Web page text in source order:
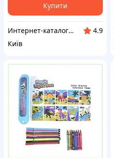
Купити
Инте​рнет​-кат​алог ск​​идок "BAGSPACE"
4.9
Київ